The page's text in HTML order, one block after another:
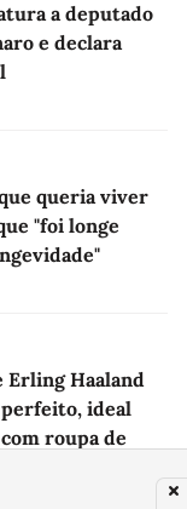
a deputado
e declara
queria viver
"foi longe
Erling Haaland
perfeito, ideal
roupa de